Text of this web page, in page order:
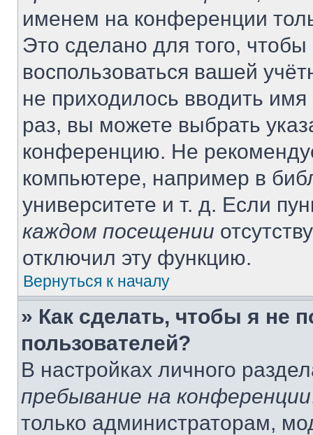
именем на конференции
Это сделано для того, чтобы
воспользоваться вашей
не приходилось вводить
раз, вы можете выбрать
конференцию. Не
компьютере, например в
университете и т. д. Если
каждом посещении
отключил эту функцию.
Вернуться к началу
» Как сделать, чтобы я не
пользователей?
В настройках личного
пребывание на конференции
только администраторам,